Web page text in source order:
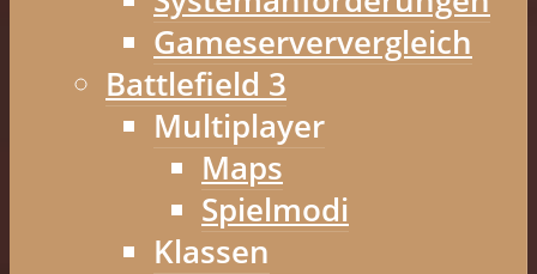
Gameserververgleich
Battlefield 3
Multiplayer
Maps
Spielmodi
Klassen